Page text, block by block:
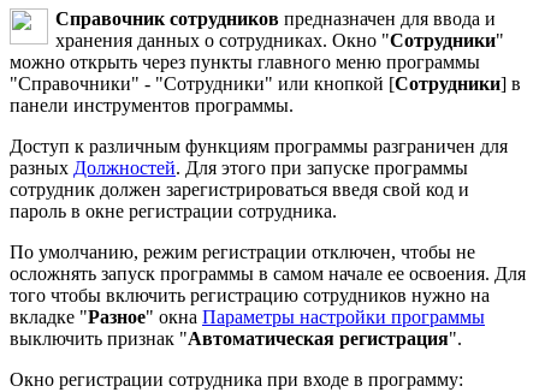
Справочник сотрудников предназначен для ввода и
хранения данных о сотрудниках. Окно "Сотрудники"
можно открыть через пункты главного меню программы
"Справочники" - "Сотрудники" или кнопкой [Сотрудники] в
панели инструментов программы.
Доступ к различным функциям программы разграничен для
разных Должностей. Для этого при запуске программы
сотрудник должен зарегистрироваться введя свой код и
пароль в окне регистрации сотрудника.
По умолчанию, режим регистрации отключен, чтобы не
осложнять запуск программы в самом начале ее освоения. Для
того чтобы включить регистрацию сотрудников нужно на
вкладке "Разное" окна Параметры настройки программы
выключить признак "Автоматическая регистрация".
Окно регистрации сотрудника при входе в программу: